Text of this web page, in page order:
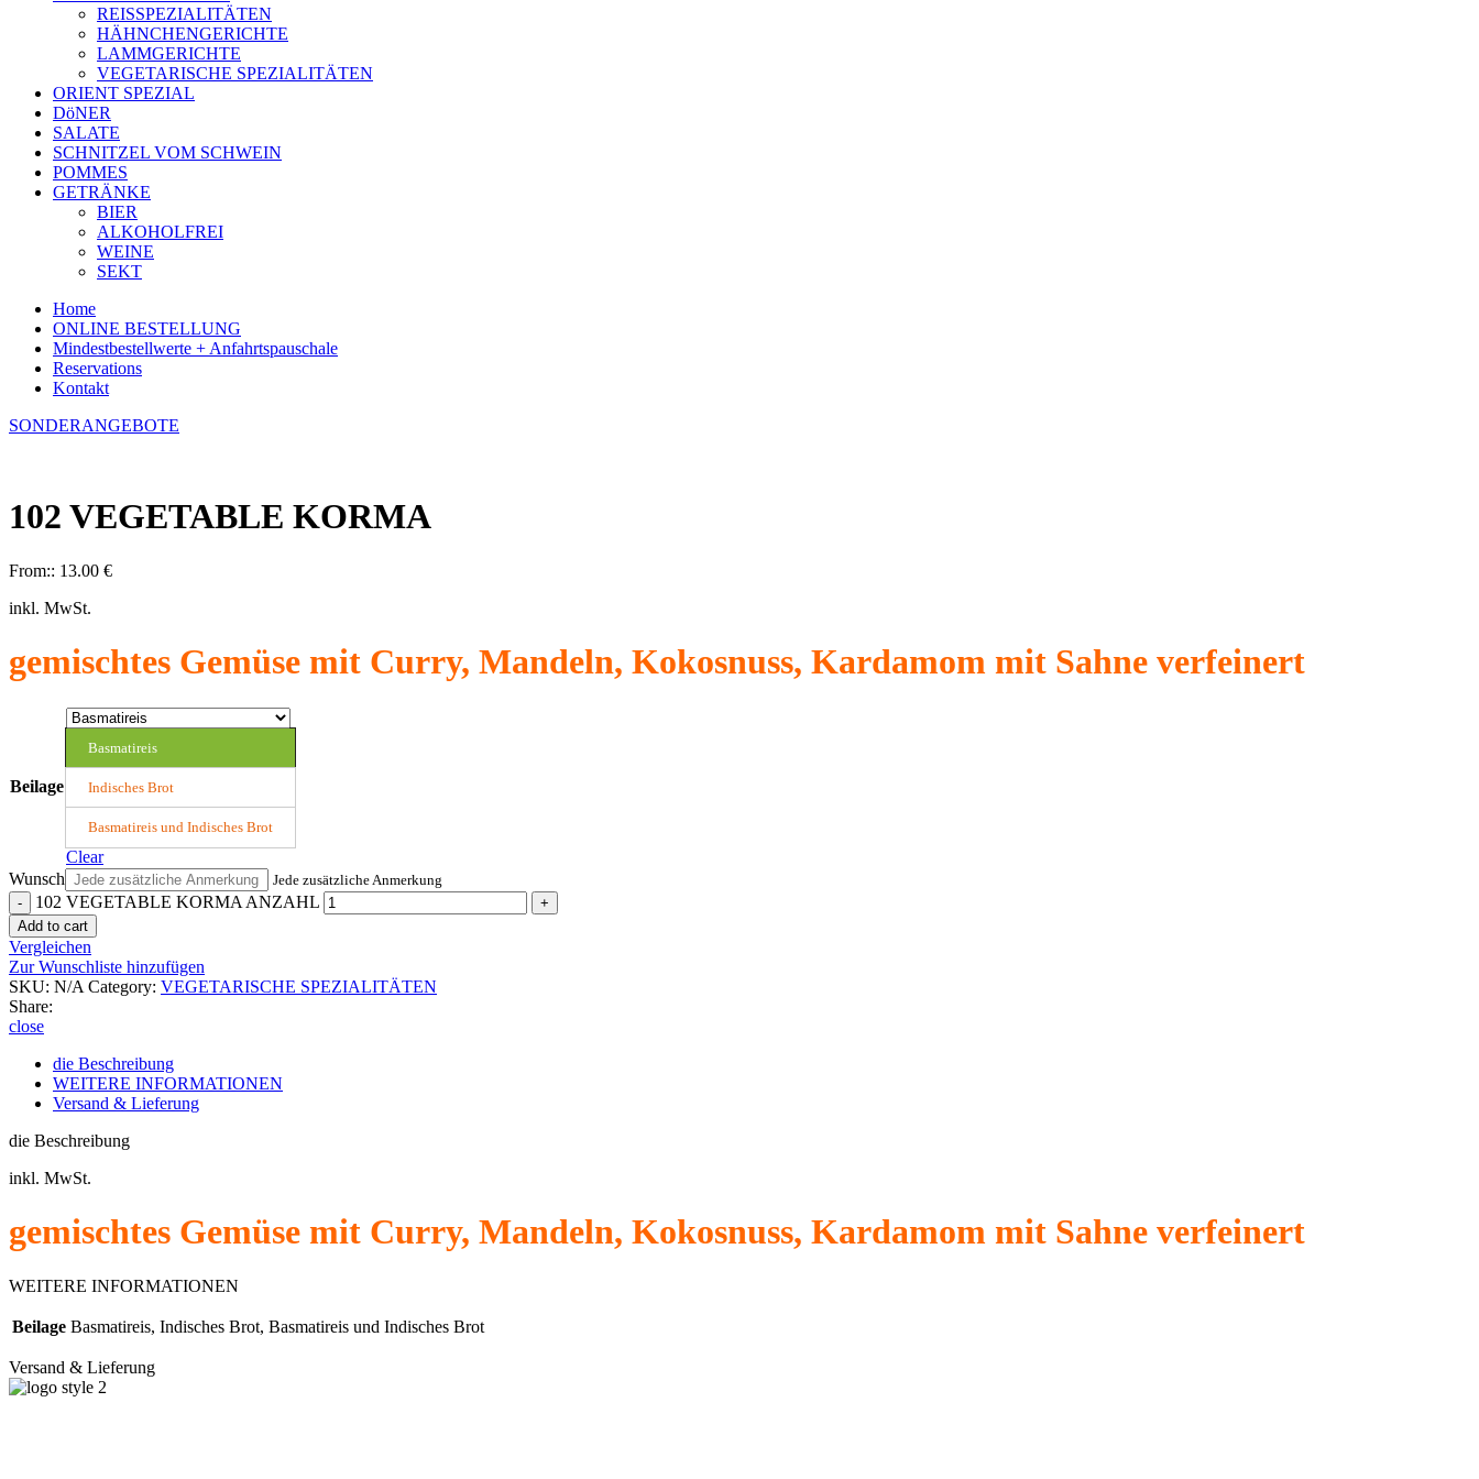
REISSPEZIALITÄTEN
HÄHNCHENGERICHTE
LAMMGERICHTE
VEGETARISCHE SPEZIALITÄTEN
ORIENT SPEZIAL
DöNER
SALATE
SCHNITZEL VOM SCHWEIN
POMMES
GETRÄNKE
BIER
ALKOHOLFREI
WEINE
SEKT
Home
ONLINE BESTELLUNG
Mindestbestellwerte + Anfahrtspauschale
Reservations
Kontakt
SONDERANGEBOTE
102 VEGETABLE KORMA
From:: 13.00 €
inkl. MwSt.
gemischtes Gemüse mit Curry, Mandeln, Kokosnuss, Kardamom mit Sahne verfeinert
Beilage
Basmatireis
Indisches Brot
Basmatireis und Indisches Brot
Clear
Wunsch
Jede zusätzliche Anmerkung
102 VEGETABLE KORMA ANZAHL
Add to cart
Vergleichen
Zur Wunschliste hinzufügen
SKU: N/A Category: VEGETARISCHE SPEZIALITÄTEN
Share:
close
die Beschreibung
WEITERE INFORMATIONEN
Versand & Lieferung
die Beschreibung
inkl. MwSt.
gemischtes Gemüse mit Curry, Mandeln, Kokosnuss, Kardamom mit Sahne verfeinert
WEITERE INFORMATIONEN
Beilage Basmatireis, Indisches Brot, Basmatireis und Indisches Brot
Versand & Lieferung